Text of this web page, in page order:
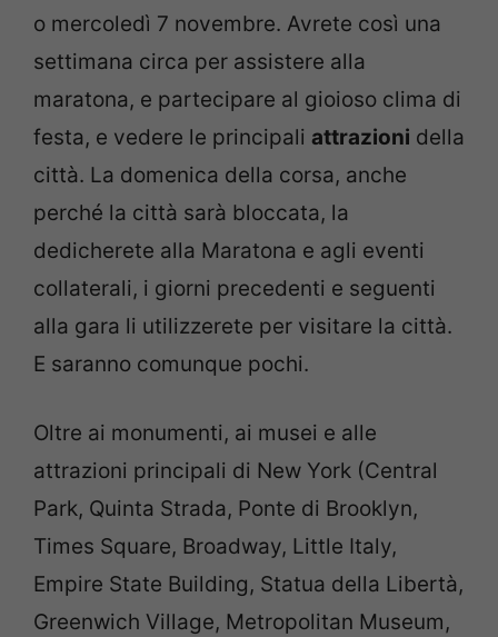
o mercoledì 7 novembre. Avrete così una
settimana circa per assistere alla
maratona, e partecipare al gioioso clima di
festa, e vedere le principali attrazioni della
città. La domenica della corsa, anche
perché la città sarà bloccata, la
dedicherete alla Maratona e agli eventi
collaterali, i giorni precedenti e seguenti
alla gara li utilizzerete per visitare la città.
E saranno comunque pochi.
Oltre ai monumenti, ai musei e alle
attrazioni principali di New York (Central
Park, Quinta Strada, Ponte di Brooklyn,
Times Square, Broadway, Little Italy,
Empire State Building, Statua della Libertà,
Greenwich Village, Metropolitan Museum,